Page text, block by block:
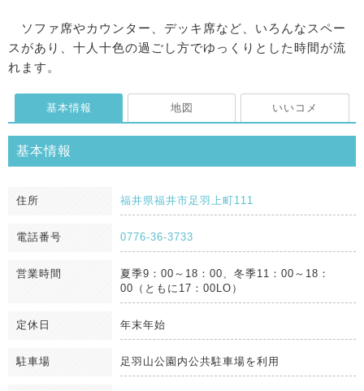
ソファ席やカウンター、デッキ席など、いろんなスペー
スがあり、十人十色の過ごし方でゆっくりとした時間が流
れます。
基本情報 地図 いいコメ
基本情報
住所 福井県福井市足羽上町111
電話番号 0776-36-3733
営業時間
夏季9：00～18：00、冬季11：00～18：
00（ともに17：00LO）
定休日 年末年始
駐車場 足羽山公園内公共駐車場を利用